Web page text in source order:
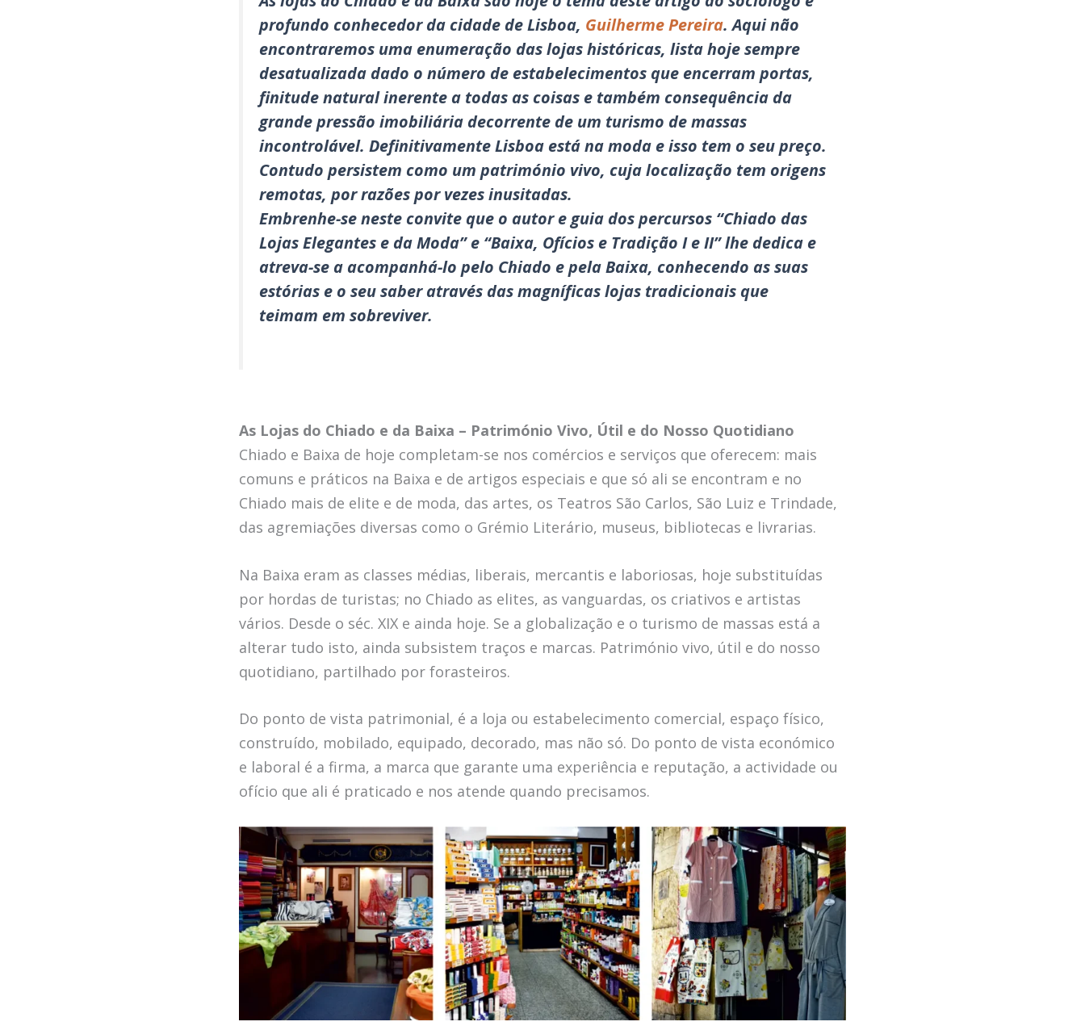
o
k
t
r
s
p
p
profundo conhecedor da cidade de Lisboa, Guilherme Pereira. Aqui não
encontraremos uma enumeração das lojas históricas, lista hoje sempre
desatualizada dado o número de estabelecimentos que encerram portas,
finitude natural inerente a todas as coisas e também consequência da
grande pressão imobiliária decorrente de um turismo de massas
incontrolável. Definitivamente Lisboa está na moda e isso tem o seu preço.
Contudo persistem como um património vivo, cuja localização tem origens
remotas, por razões por vezes inusitadas.
Embrenhe-se neste convite que o autor e guia dos percursos “Chiado das
Lojas Elegantes e da Moda” e “Baixa, Ofícios e Tradição I e II” lhe dedica e
atreva-se a acompanhá-lo pelo Chiado e pela Baixa, conhecendo as suas
estórias e o seu saber através das magníficas lojas tradicionais que
teimam em sobreviver.
As Lojas do Chiado e da Baixa – Património Vivo, Útil e do Nosso Quotidiano
Chiado e Baixa de hoje completam-se nos comércios e serviços que oferecem: mais
comuns e práticos na Baixa e de artigos especiais e que só ali se encontram e no
Chiado mais de elite e de moda, das artes, os Teatros São Carlos, São Luiz e Trindade,
das agremiações diversas como o Grémio Literário, museus, bibliotecas e livrarias.
Na Baixa eram as classes médias, liberais, mercantis e laboriosas, hoje substituídas
por hordas de turistas; no Chiado as elites, as vanguardas, os criativos e artistas
vários. Desde o séc. XIX e ainda hoje. Se a globalização e o turismo de massas está a
alterar tudo isto, ainda subsistem traços e marcas. Património vivo, útil e do nosso
quotidiano, partilhado por forasteiros.
Do ponto de vista patrimonial, é a loja ou estabelecimento comercial, espaço físico,
construído, mobilado, equipado, decorado, mas não só. Do ponto de vista económico
e laboral é a firma, a marca que garante uma experiência e reputação, a actividade ou
ofício que ali é praticado e nos atende quando precisamos.